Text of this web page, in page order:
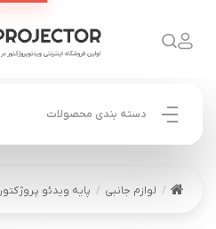
دسته بندی محصولات
لوازم جانبی پایه ویدئو پروژکتور